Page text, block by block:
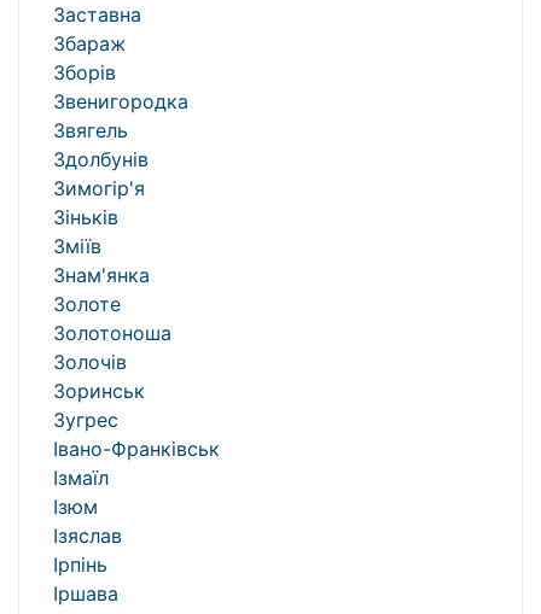
Заставна
Збараж
Зборів
Звенигородка
Звягель
Здолбунів
Зимогір'я
Зіньків
Зміїв
Знам'янка
Золоте
Золотоноша
Золочів
Зоринськ
Зугрес
Івано-Франківськ
Ізмаїл
Ізюм
Ізяслав
Ірпінь
Іршава